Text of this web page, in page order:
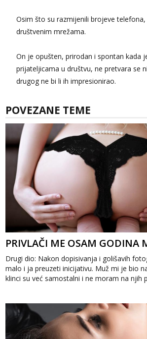
Osim što su razmijenili brojeve
društvenim mrežama.
On je opušten, prirodan i spontan kada
prijateljicama u društvu, ne pretvara se
drugog ne bi li ih impresionirao.
POVEZANE TEME
Drugi dio: Nakon dopisivanja i golišavih
malo i ja preuzeti inicijativu. Muž mi je bio
klinci su već samostalni i ne moram na njih